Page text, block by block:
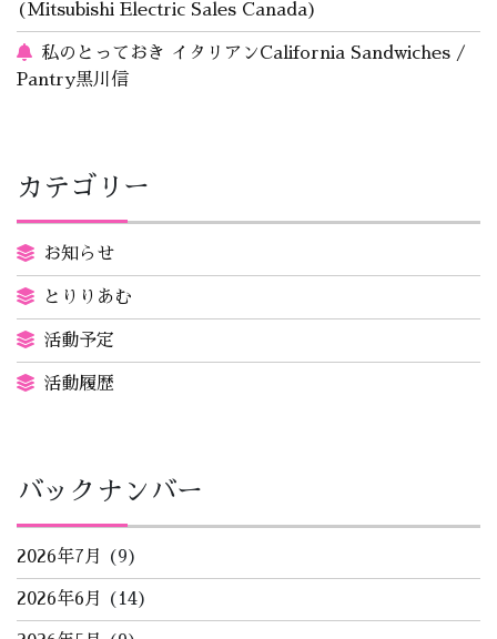
(Mitsubishi Electric Sales Canada)
私のとっておき イタリアンCalifornia Sandwiches /
Pantry黒川信
カテゴリー
お知らせ
とりりあむ
活動予定
活動履歴
バックナンバー
2026年7月 (9)
2026年6月 (14)